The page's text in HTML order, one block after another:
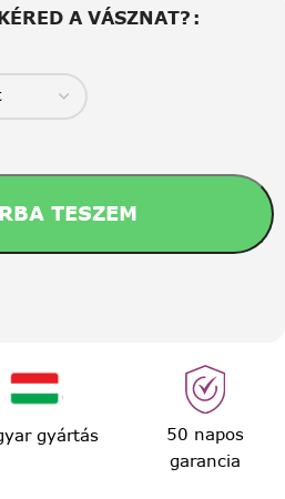
A VÁSZNAT?
TESZEM
gyártás
50 napos
garancia